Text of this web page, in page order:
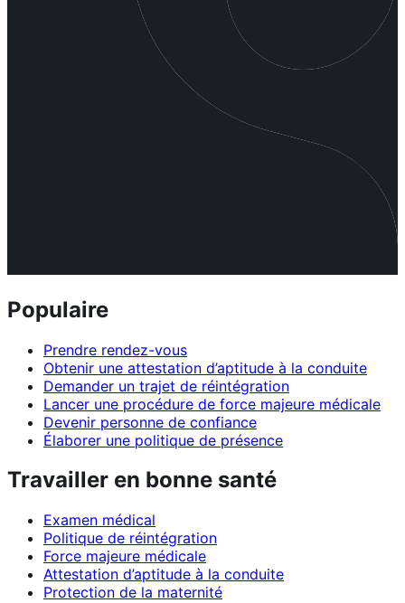
Populaire
Prendre rendez-vous
Obtenir une attestation d’aptitude à la conduite
Demander un trajet de réintégration
Lancer une procédure de force majeure médicale
Devenir personne de confiance
Élaborer une politique de présence
Travailler en bonne santé
Examen médical
Politique de réintégration
Force majeure médicale
Attestation d’aptitude à la conduite
Protection de la maternité